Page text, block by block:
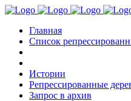
Главная
Список
Истории
Репрессированные
Запрос в архив